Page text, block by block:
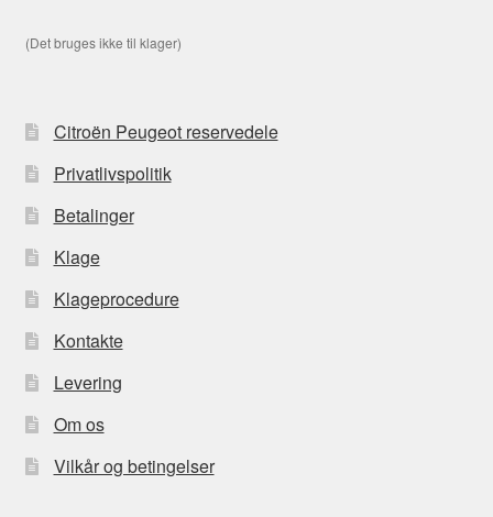
(Det bruges ikke til klager)
Citroën Peugeot reservedele
Privatlivspolitik
Betalinger
Klage
Klageprocedure
Kontakte
Levering
Om os
Vilkår og betingelser